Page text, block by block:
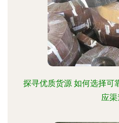
探寻优质货源 如何选择可
应渠